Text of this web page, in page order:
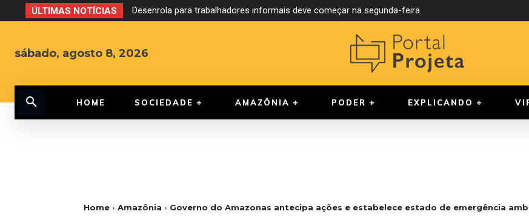
ÚLTIMAS NOTÍCIAS Desenrola para trabalhadores informais deve começar na segunda-feira
Debate ao Governo do Amazonas reúne cinco candidatos neste domingo na Band Amazonas
sábado, agosto 8, 2026
HOME SOCIEDADE AMAZÔNIA PODER EXPLICANDO
Home Amazônia Governo do Amazonas antecipa ações e estabelece estado de emergência